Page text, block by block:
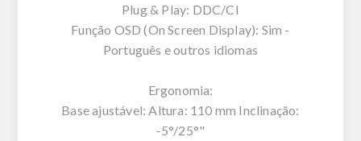
Plug & Play: DDC/CI
Função OSD (On Screen Display): Sim -
Português e outros idiomas
Ergonomia:
Base ajustável: Altura: 110 mm Inclinação:
-5°/25°"